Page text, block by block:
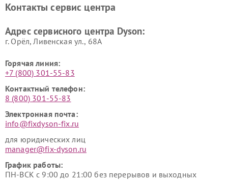
Контакты сервис центра
Адрес сервисного центра Dyson:
г. Орёл, Ливенская ул., 68А
Горячая линия:
+7 (800) 301-55-83
Контактный телефон:
8 (800) 301-55-83
Электронная почта:
info@fixdyson-fix.ru
для юридических лиц
manager@fix-dyson.ru
График работы:
ПН-ВСК с 9:00 до 21:00 без перерывов и выходных